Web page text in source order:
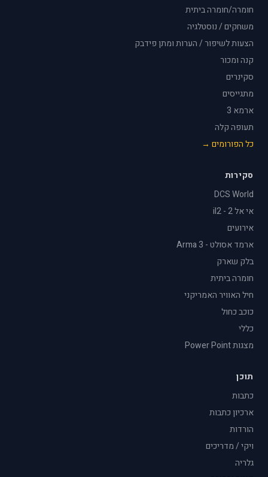
חומרה/חומרה ביתית
משחקים / נוסטלגיה
הצעות לשיפור / הערות ומתן פידבק
קנה ומכור
סקינרים
מתגייסים
ארמא 3
תעופה קלה
כל הפורומים →
סקירות
DCS World
אי אל 2 - il2
אירועים
ארמד אסולט - Arma 3
בלק שארק
חומרה ביתית
חיל האוויר האמריקני
כוכב כחול
כללי
מצגות Power Point
תוכן
כתבות
ארכיון כתבות
הורדות
ויקי / מדריכים
גלריה